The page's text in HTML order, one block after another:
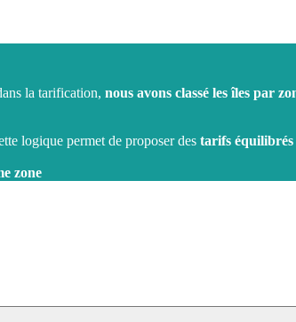
la tarification, nous avons classé les îles par
logique permet de proposer des tarifs
zone